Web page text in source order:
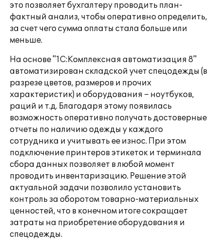
это позволяет бухгалтеру проводить план-
фактный анализ, чтобы оперативно определить,
за счет чего сумма оплаты стала больше или
меньше.
На основе "1С:Комплексная автоматизация 8"
автоматизирован складской учет спецодежды (в
разрезе цветов, размеров и прочих
характеристик) и оборудования – ноутбуков,
раций и т.д. Благодаря этому появилась
возможность оперативно получать достоверные
отчеты по наличию одежды у каждого
сотрудника и учитывать ее износ. При этом
подключение принтеров этикеток и терминала
сбора данных позволяет в любой момент
проводить инвентаризацию. Решение этой
актуальной задачи позволило установить
контроль за оборотом товарно-материальных
ценностей, что в конечном итоге сокращает
затраты на приобретение оборудования и
спецодежды.